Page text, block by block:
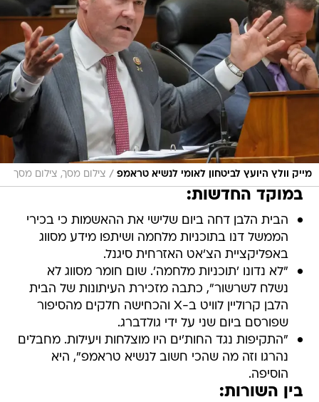
מייק וולץ היועץ לביטחון לאומי לנשיא טראמפ / צילום מסך, צילום מסך
במוקד החדשות:
הבית הלבן דחה ביום שלישי את ההאשמות כי בכירי
הממשל דנו בתוכניות מלחמה ושיתפו מידע מסווג
באפליקציית הצ'אט האזרחית סיגנל.
"לא נדונו 'תוכניות מלחמה'. שום חומר מסווג לא
נשלח לשרשור", כתבה מזכירת העיתונות של הבית
הלבן קרוליין לוויט ב-X והכחישה חלקים מהסיפור
שפורסם ביום שני על ידי גולדברג.
"התקיפות נגד החות'ים היו מוצלחות ויעילות. מחבלים
נהרגו וזה מה שהכי חשוב לנשיא טראמפ", היא
הוסיפה.
בין השורות: